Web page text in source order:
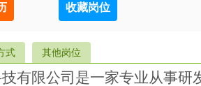
收藏岗位
式 其他岗位
有限公司是一家专业从事研